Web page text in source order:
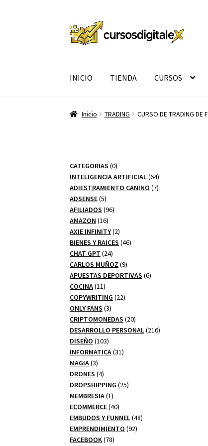
Ir
a
Ir
al
INICIO TIENDA CURSOS
Inicio TRADING CURSO DE TRADING DE
CATEGORIAS 00
productos
INTELIGENCIA ARTIFICIAL 6464
productos
ADIESTRAMIENTO CANINO 77
ADSENSE 55
productos
AFILIADOS 9696
AMAZON 1616
productos
AXIE INFINITY 22
productos
BIENES Y RAICES 4646
CHAT GPT 2424
productos
CARLOS MUÑOZ 99
productos
APUESTAS DEPORTIVAS 66
COCINA 1111
productos
COPYWRITING 2222
ONLY FANS 33
productos
CRIPTOMONEDAS 2020
productos
DESARROLLO PERSONAL 216216
DISEÑO 103103
productos
INFORMATICA 3131
MAGIA 33
productos
DRONES 44
productos
DROPSHIPPING 2525
MEMBRESIA 11
producto
ECOMMERCE 4040
productos
EMBUDOS Y FUNNEL 4848
EMPRENDIMIENTO 9292
FACEBOOK 7878